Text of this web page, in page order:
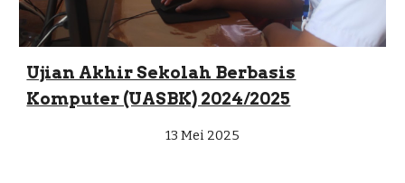
Ujian Akhir Sekolah Berbasis
Komputer (UASBK) 2024/2025
13 Mei 2025